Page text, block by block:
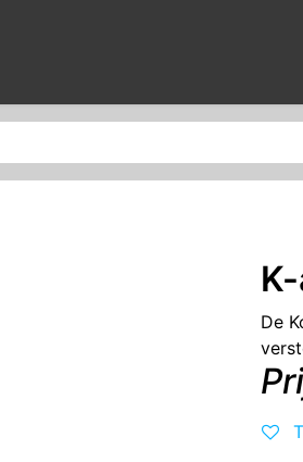
De